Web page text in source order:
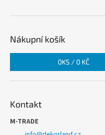
Nákupní košík
0KS / 0 KČ
Kontakt
M-TRADE